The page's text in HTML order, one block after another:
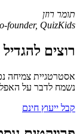
תומר רוזן
founder, QuizKids (שם בדוי)
רוצים
אסטרטגיית צמיחה
נשמח לדבר על
קבל ייעוץ חינם